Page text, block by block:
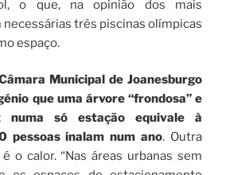
o que, na opinião dos mais
três piscinas olímpicas
espaço.
Municipal de Joanesburgo
que uma árvore “frondosa” e
numa só estação equivale à
pessoas inalam num ano. Outra
o calor. “Nas áreas urbanas sem